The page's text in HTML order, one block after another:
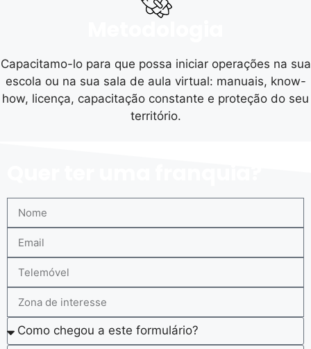
Capacitamo-lo para que possa iniciar operações na sua
escola ou na sua sala de aula virtual: manuais, know-
how, licença, capacitação constante e proteção do seu
território.